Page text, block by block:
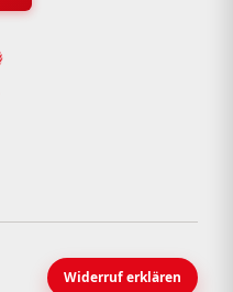
Widerruf erklären